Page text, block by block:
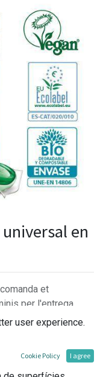
en
et
per l'entrega.
dissenyat per
user experience.
Cookie Policy I agree